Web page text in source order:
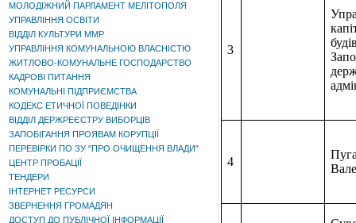
МОЛОДІЖНИЙ ПАРЛАМЕНТ МЕЛІТОПОЛЯ
УПРАВЛІННЯ ОСВІТИ
ВІДДІЛ КУЛЬТУРИ ММР
УПРАВЛІННЯ КОМУНАЛЬНОЮ ВЛАСНІСТЮ
ЖИТЛОВО-КОМУНАЛЬНЕ ГОСПОДАРСТВО
КАДРОВІ ПИТАННЯ
КОМУНАЛЬНІ ПІДПРИЄМСТВА
КОДЕКС ЕТИЧНОЇ ПОВЕДІНКИ
ВІДДІЛ ДЕРЖРЕЄСТРУ ВИБОРЦІВ
ЗАПОБІГАННЯ ПРОЯВАМ КОРУПЦІЇ
ПЕРЕВІРКИ ПО ЗУ "ПРО ОЧИЩЕННЯ ВЛАДИ"
ЦЕНТР ПРОБАЦІЇ
ТЕНДЕРИ
ІНТЕРНЕТ РЕСУРСИ
ЗВЕРНЕННЯ ГРОМАДЯН
ДОСТУП ДО ПУБЛІЧНОЇ ІНФОРМАЦІЇ
3
4